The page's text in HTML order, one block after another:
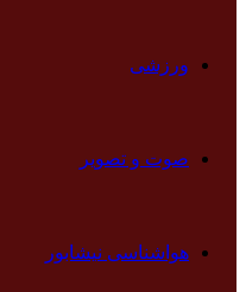
ورزشی
صوت و تصویر
هواشناسی نیشابور